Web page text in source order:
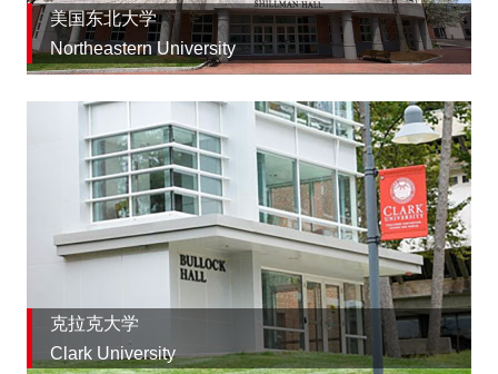
美国东北大学
Northeastern University
克拉克大学
Clark University